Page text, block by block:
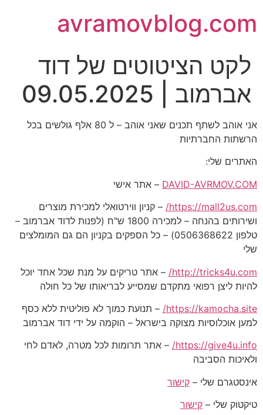
avramovblog.com
לקט הציטוטים של דוד
אברמוב | 09.05.2025
אני אוהב לשתף תכנים שאני אוהב – ל 80 אלף גולשים בכל
הרשתות החברתיות
האתרים שלי:
DAVID-AVRMOV.COM – אתר אישי
https://mall2us.com/ – קניון ווירטואלי למכירת מוצרים
ושירותים בהנחה – למכירה 1800 ש"ח (לפנות לדוד אברמוב –
טלפון 0506368622) – כל הספקים בקניון הם גם המומלצים
שלי
http://tricks4u.com/ – אתר טריקים על מנת שכל אחד יוכל
להיות ליצן רפואי מתקדם שמסייע לבריאותו של כל חולה
https://kamocha.site/ – תנועת כמוך לא פוליטית ללא כסף
למען אוכלוסיות מצוקה בישראל – הוקמה על ידי דוד אברמוב
https://give4u.info/ – אתר תרומות לכל מטרה, לאדם לחי
ולאיכות הסביבה
אינסטגרם שלי – קישור
טיקטוק שלי – קישור